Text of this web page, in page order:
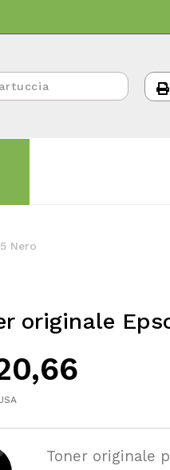
Nero
originale
Toner originale